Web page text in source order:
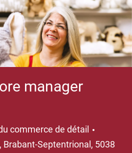
manager
commerce de détail
Brabant-Septentrional, 5038